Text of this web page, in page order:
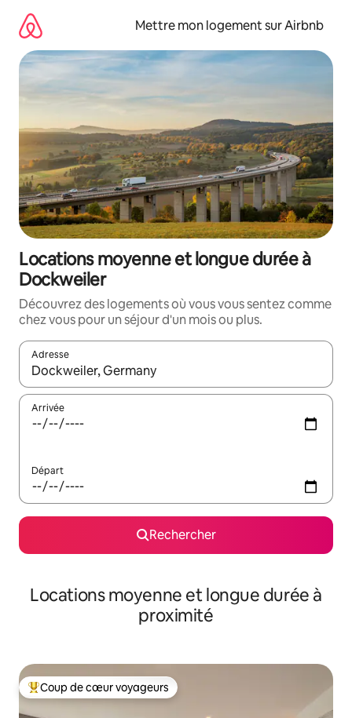
directement
contenu
Mettre mon logement sur Airbnb
Locations moyenne et longue durée à
Dockweiler
Découvrez des logements où vous vous sentez comme
chez vous pour un séjour d'un mois ou plus.
Adresse
Lorsque les résultats s'affichent, utilisez les flèches vers le
Arrivée
Départ
Rechercher
Locations moyenne et longue durée à
proximité
Coups de cœur voyageurs les plus appréciés
Coup de cœur voyageurs